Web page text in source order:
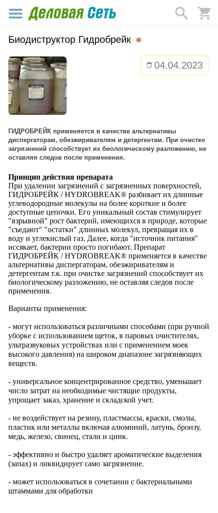
Биодиструктор Гидробрейк
04.04.2023
ГИДРОБРЕЙК применяется в качестве альтернативы
диспергаторам, обезжиривателям и детергентам. При очистке
загрязнений способствует их биологическому разложению, не
оставляя следов после применения.
Принцип действия препарата
При удалении загрязнений с загрязненных поверхностей,
ГИДРОБРЕЙК / HYDROBREAK® разбивает их длинные
углеводородные молекулы на более короткие и более
доступные цепочки. Его уникальный состав стимулирует
"взрывной" рост бактерий, имеющихся в природе, которые
"съедают" "остатки" длинных молекул, превращая их в
воду и углекислый газ. Далее, когда "источник питания"
иссякает, бактерии просто погибают. Препарат
ГИДРОБРЕЙК / HYDROBREAK® применяется в качестве
альтернативы диспергаторам, обезжиривателям и
детергентам т.к. при очистке загрязнений способствует их
биологическому разложению, не оставляя следов после
применения.
Варианты применения:
- могут использоваться различными способами (при ручной
уборке с использованием щеток, в паровых очистителях,
ультразвуковых устройствах или с применением моек
высокого давления) на широком диапазоне загрязняющих
веществ.
- универсальное концентрированное средство, уменьшает
число затрат на необходимые чистящие продукты,
упрощает заказ, хранение и складской учет.
- не воздействует на резину, пластмассы, краски, смолы,
пластик или металлы включая алюминий, латунь, бронзу,
медь, железо, свинец, стали и цинк.
- эффективно и быстро удаляет ароматические выделения
(запах) и ликвидирует само загрязнение.
- может использоваться в сочетании с бактериальными
штаммами для обработки